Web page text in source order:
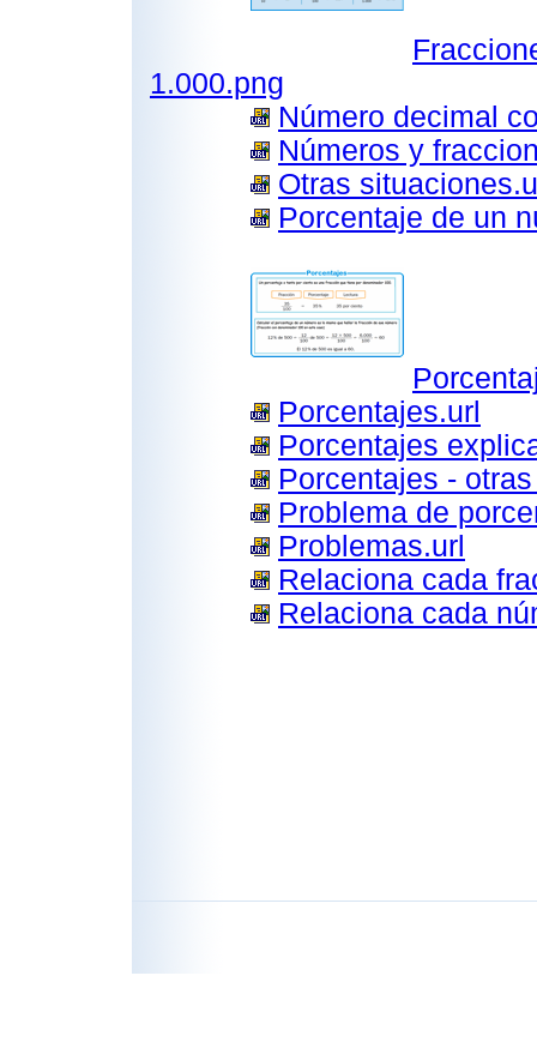
1.000.png
Número decimal
Números y
Otras
Porcentaje de un
Porcentajes.url
Porcentajes
Porcentajes -
Problema de
Problemas.url
Relaciona cada
Relaciona cada